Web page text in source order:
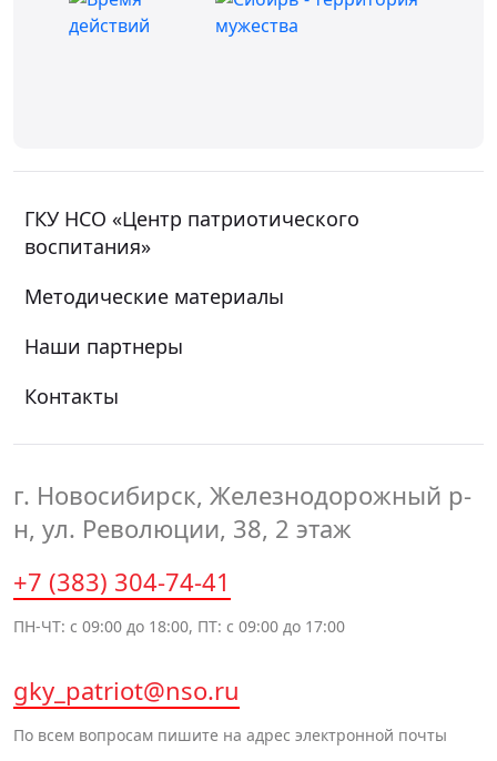
ГКУ НСО «Центр патриотического
воспитания»
Методические материалы
Наши партнеры
Контакты
г. Новосибирск, Железнодорожный р-
н, ул. Революции, 38, 2 этаж
+7 (383) 304-74-41
ПН-ЧТ: с 09:00 до 18:00, ПТ: с 09:00 до 17:00
gky_patriot@nso.ru
По всем вопросам пишите на адрес электронной почты